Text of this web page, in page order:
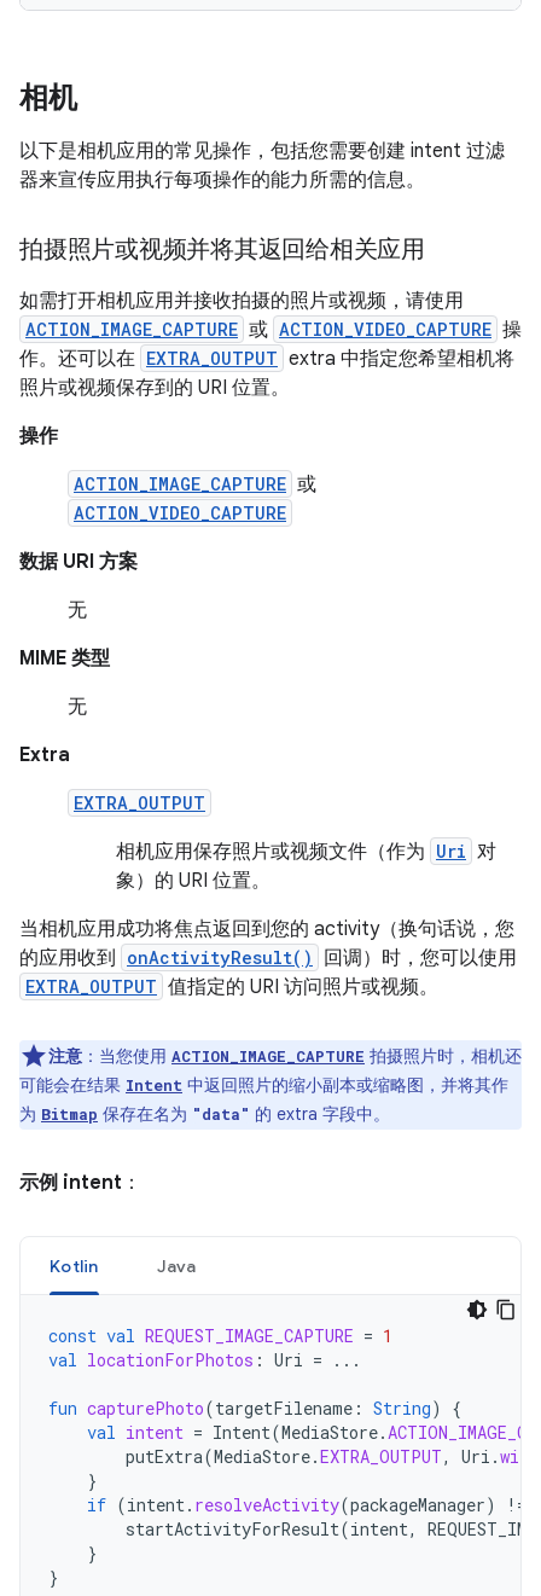
相机
以下是相机应用的常见操作，包括您需要创建 intent 过滤
器来宣传应用执行每项操作的能力所需的信息。
拍摄照片或视频并将其返回给相关应用
如需打开相机应用并接收拍摄的照片或视频，请使用
ACTION_IMAGE_CAPTURE 或 ACTION_VIDEO_CAPTURE 操
作。还可以在 EXTRA_OUTPUT extra 中指定您希望相机将
照片或视频保存到的 URI 位置。
操作
ACTION_IMAGE_CAPTURE 或
ACTION_VIDEO_CAPTURE
数据 URI 方案
无
MIME 类型
无
Extra
EXTRA_OUTPUT
相机应用保存照片或视频文件（作为 Uri 对
象）的 URI 位置。
当相机应用成功将焦点返回到您的 activity（换句话说，您
的应用收到
onActivityResult() 回调）时，您可以使用
EXTRA_OUTPUT 值指定的 URI 访问照片或视频。
注意 ：当您使用 ACTION_IMAGE_CAPTURE 拍摄照片时，相机还
可能会在结果 Intent 中返回照片的缩小副本或缩略图，并将其作
为 Bitmap 保存在名为 "data" 的 extra 字段中。
示例 intent ：
Kotlin Java
const val REQUEST_IMAGE_CAPTURE = 1
val locationForPhotos : Uri = ...
fun capturePhoto(targetFilename : String)
{
val intent = Intent(MediaStore.
putExtra(MediaStore.EXTRA_OUTPUT, Uri .
}
if (intent. resolveActivity(packageManager) !=
startActivityForResult(intent,
}
}